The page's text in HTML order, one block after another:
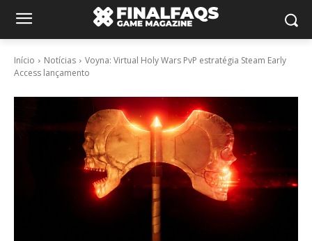
Início Notícias
Voyna: Virtual Holy Wars PvP estratégia Steam Early
Access lançamento